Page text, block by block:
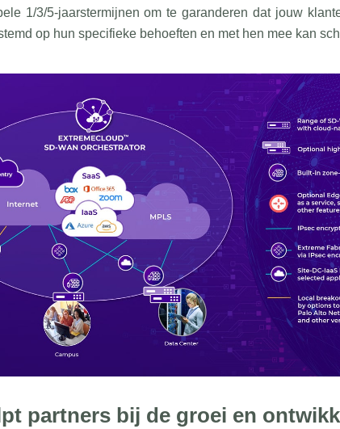
1/3/5-jaarstermijnen om te garanderen dat jouw
op hun specifieke behoeften en met hen mee kan
partners bij de groei en